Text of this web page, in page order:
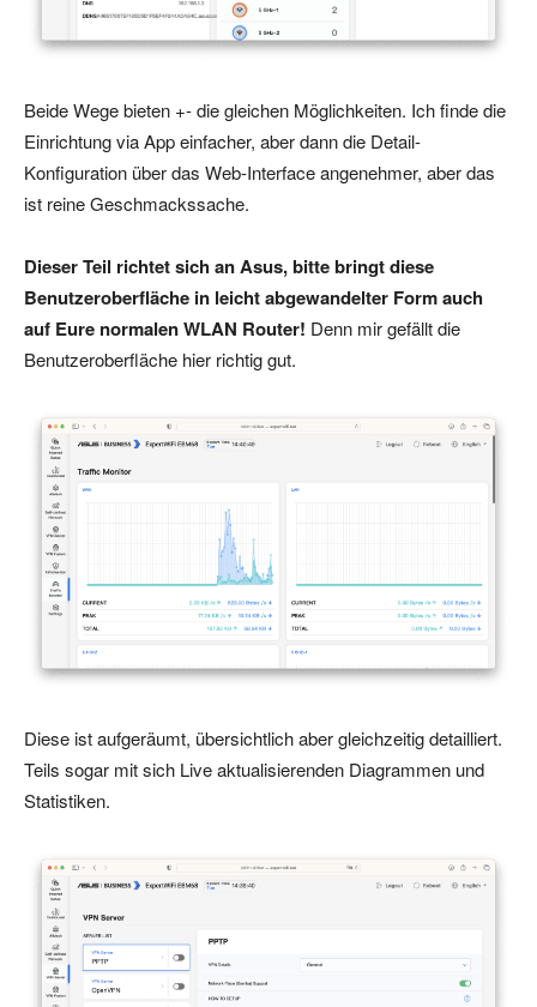
Beide Wege bieten +- die gleichen Möglichkeiten. Ich finde die
Einrichtung via App einfacher, aber dann die Detail-
Konfiguration über das Web-Interface angenehmer, aber das
ist reine Geschmackssache.
Dieser Teil richtet sich an Asus, bitte bringt diese
Benutzeroberfläche in leicht abgewandelter Form auch
auf Eure normalen WLAN Router! Denn mir gefällt die
Benutzeroberfläche hier richtig gut.
Diese ist aufgeräumt, übersichtlich aber gleichzeitig detailliert.
Teils sogar mit sich Live aktualisierenden Diagrammen und
Statistiken.